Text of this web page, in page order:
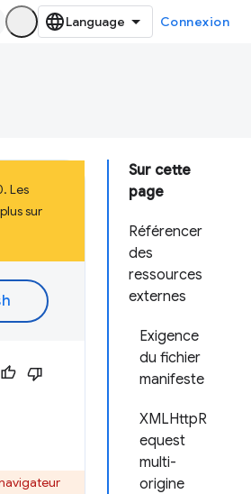
Connexion
Sur cette
page
Référencer
des
ressources
externes
Exigence
du fichier
manifeste
XMLHttpR
equest
multi-
origine
Les
sur